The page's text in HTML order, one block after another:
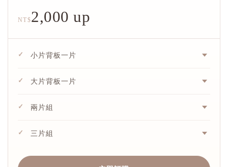
NT$2,000 up
✓ 小片背板一片
✓ 大片背板一片
✓ 兩片組
✓ 三片組